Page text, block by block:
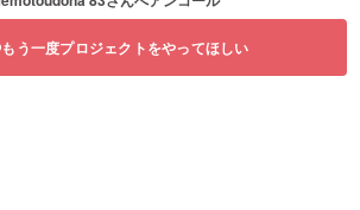
もう一度プロジェクトをやってほしい